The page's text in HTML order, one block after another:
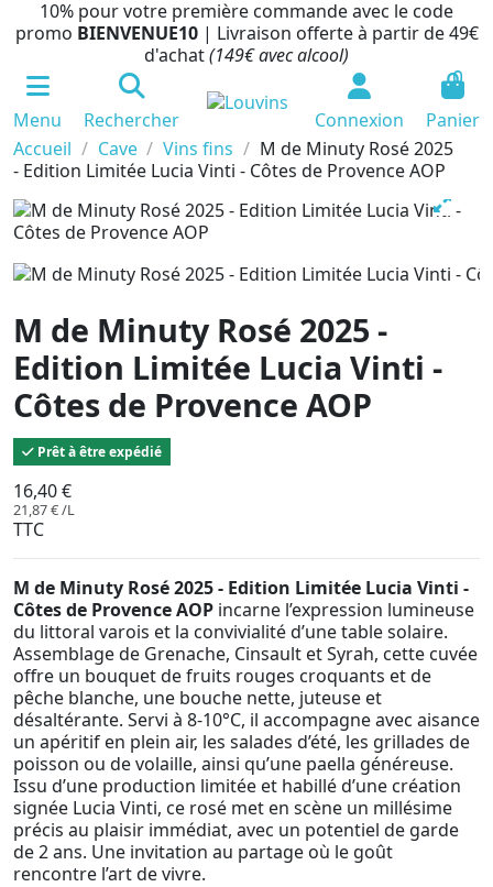
10% pour votre première commande avec le code
promo BIENVENUE10 | Livraison offerte à partir de 49€
d'achat(149€ avec alcool)
Menu Rechercher Connexion
0
Panier
Accueil
Cave Vins fins
M de Minuty Rosé 2025
- Edition Limitée Lucia Vinti - Côtes de Provence AOP
M de Minuty Rosé 2025 -
Edition Limitée Lucia Vinti -
Côtes de Provence AOP
Prêt à être expédié
16,40 €
21,87 € /L
TTC
M de Minuty Rosé 2025 - Edition Limitée Lucia Vinti -
Côtes de Provence AOP incarne l’expression lumineuse
du littoral varois et la convivialité d’une table solaire.
Assemblage de Grenache, Cinsault et Syrah, cette cuvée
offre un bouquet de fruits rouges croquants et de
pêche blanche, une bouche nette, juteuse et
désaltérante. Servi à 8-10°C, il accompagne avec aisance
un apéritif en plein air, les salades d’été, les grillades de
poisson ou de volaille, ainsi qu’une paella généreuse.
Issu d’une production limitée et habillé d’une création
signée Lucia Vinti, ce rosé met en scène un millésime
précis au plaisir immédiat, avec un potentiel de garde
de 2 ans. Une invitation au partage où le goût
rencontre l’art de vivre.